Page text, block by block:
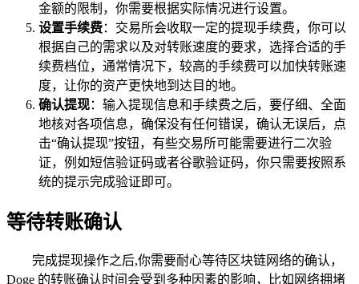
金额的限制，你需要根据实际情况进行设置。
设置手续费：交易所会收取一定的提现手续费，你可以
根据自己的需求以及对转账速度的要求，选择合适的手
续费档位，通常情况下，较高的手续费可以加快转账速
度，让你的资产更快地到达目的地。
确认提现：输入提现信息和手续费之后，要仔细、全面
地核对各项信息，确保没有任何错误，确认无误后，点
击“确认提现”按钮，有些交易所可能需要进行二次验
证，例如短信验证码或者谷歌验证码，你只需要按照系
统的提示完成验证即可。
等待转账确认
完成提现操作之后,你需要耐心等待区块链网络的确认，
Doge 的转账确认时间会受到多种因素的影响，比如网络拥堵